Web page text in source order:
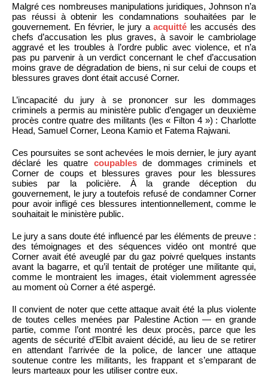
Malgré ces nombreuses manipulations juridiques, Johnson n’a
pas réussi à obtenir les condamnations souhaitées par le
gouvernement. En février, le jury aacquitté les accusés des
chefs d’accusation les plus graves, à savoir le cambriolage
aggravé et les troubles à l’ordre public avec violence, et n’a
pas pu parvenir à un verdict concernant le chef d’accusation
moins grave de dégradation de biens, ni sur celui de coups et
blessures graves dont était accusé Corner.
L’incapacité du jury à se prononcer sur les dommages
criminels a permis au ministère public d’engager un deuxième
procès contre quatre des militants (les « Filton 4 ») : Charlotte
Head, Samuel Corner, Leona Kamio et Fatema Rajwani.
Ces poursuites se sont achevées le mois dernier, le jury ayant
déclaré les quatre coupablesde dommages criminels et
Corner de coups et blessures graves pour les blessures
subies par la policière. À la grande déception du
gouvernement, le jury a toutefois refusé de condamner Corner
pour avoir infligé ces blessures intentionnellement, comme le
souhaitait le ministère public.
Le jury a sans doute été influencé par les éléments de preuve :
des témoignages et des séquences vidéo ont montré que
Corner avait été aveuglé par du gaz poivré quelques instants
avant la bagarre, et qu’il tentait de protéger une militante qui,
comme le montraient les images, était violemment agressée
au moment où Corner a été aspergé.
Il convient de noter que cette attaque avait été la plus violente
de toutes celles menées par Palestine Action — en grande
partie, comme l’ont montré les deux procès, parce que les
agents de sécurité d’Elbit avaient décidé, au lieu de se retirer
en attendant l’arrivée de la police, de lancer une attaque
soutenue contre les militants, les frappant et s’emparant de
leurs marteaux pour les utiliser contre eux.